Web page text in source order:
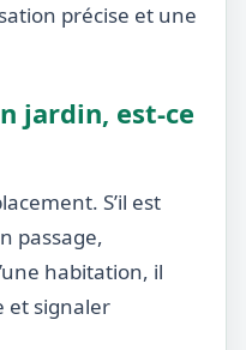
précise et une
jardin, est-ce
S’il est
passage,
habitation, il
et signaler